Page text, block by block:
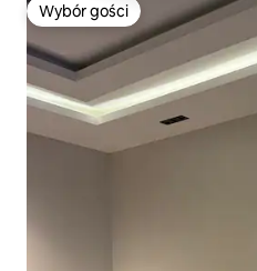
Wybór gości
Wybór gości